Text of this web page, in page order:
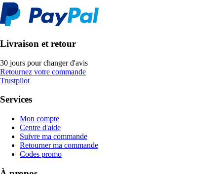
Livraison et retour
30 jours pour changer d'avis
Retournez votre commande
Trustpilot
Services
Mon compte
Centre d'aide
Suivre ma commande
Retourner ma commande
Codes promo